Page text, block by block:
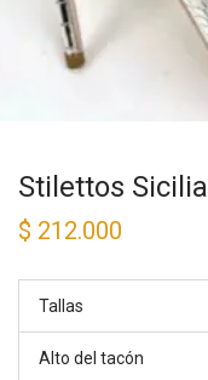
Stilettos Sicilia
$ 212.000
Tallas
Alto del tacón